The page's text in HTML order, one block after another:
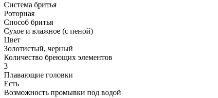
Система бритья
Роторная
Способ бритья
Сухое и влажное (с пеной)
Цвет
Золотистый, черный
Количество бреющих элементов
3
Плавающие головки
Есть
Возможность промывки под водой